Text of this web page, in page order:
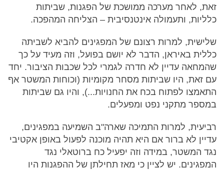
זאת, לאחר מערכה ממושכת של הפגנות, שביתות
כלליות, ותעמולה אינטנסיבית – הצליחה המהפכה.
שלישית, למרות רצונם של המפגינים להביא לשביתה
כללית באיראן, הדבר לא יושם בפועל, וזה מעיד על כך
שהמחאה עדיין לא חדרה לגמרי לכל שכבות הציבור. יחד
עם זאת, היו שביתות מסחר מקומיות (וכוחות המשטר אף
התאמצו לפתוח בכח את החנויות...), והיו גם שביתות
במספר מתקני נפט ומפעלים.
רביעית, למרות התמיכה שארה"ב השמיעה במפגינים,
עדיין לא ברור אם היא תהיה מוכנה לפעול באופן אקטיבי
נגד המשטר, במידה וזה יפעיל כח ברוטאלי נגד
המפגינים. יש לציין כי מאז תחילתן של ההפגנות היו